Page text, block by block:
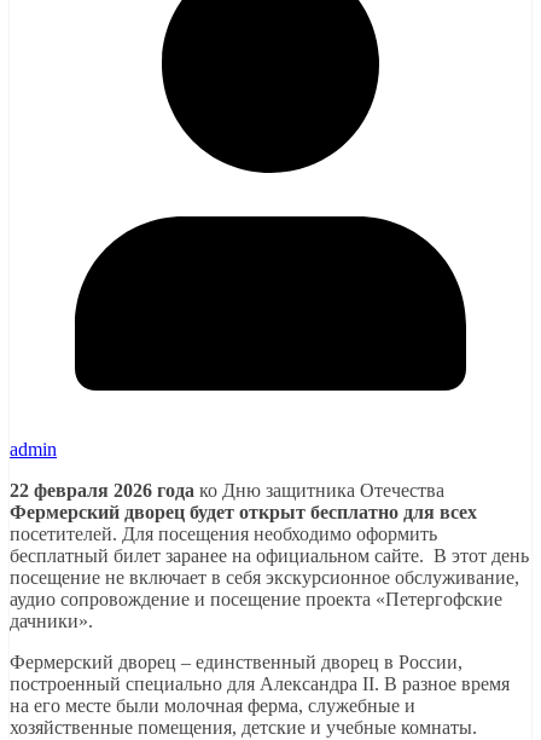
admin
22 февраля 2026 года ко Дню защитника Отечества
Фермерский дворец будет открыт бесплатно для всех
посетителей. Для посещения необходимо оформить
бесплатный билет заранее на официальном сайте. В этот день
посещение не включает в себя экскурсионное обслуживание,
аудио сопровождение и посещение проекта «Петергофские
дачники».
Фермерский дворец – единственный дворец в России,
построенный специально для Александра II. В разное время
на его месте были молочная ферма, служебные и
хозяйственные помещения, детские и учебные комнаты.